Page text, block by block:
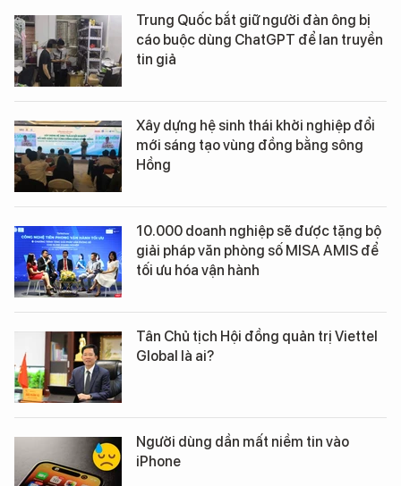
Trung Quốc bắt giữ người đàn ông bị
cáo buộc dùng ChatGPT để lan truyền
tin giả
Xây dựng hệ sinh thái khởi nghiệp đổi
mới sáng tạo vùng đồng bằng sông
Hồng
10.000 doanh nghiệp sẽ được tặng bộ
giải pháp văn phòng số MISA AMIS để
tối ưu hóa vận hành
Tân Chủ tịch Hội đồng quản trị Viettel
Global là ai?
Người dùng dần mất niềm tin vào
iPhone